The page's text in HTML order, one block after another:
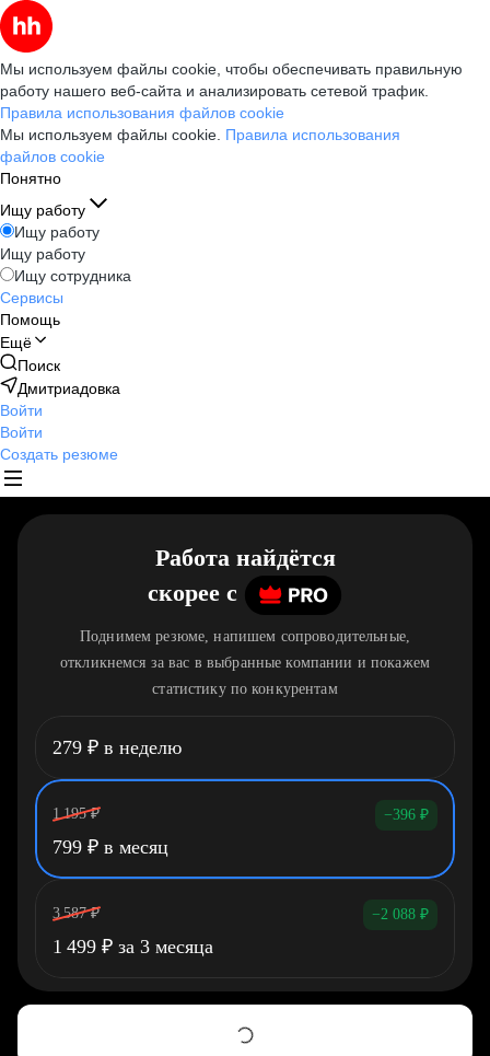
Мы используем файлы cookie, чтобы обеспечивать правильную
работу нашего веб-сайта и анализировать сетевой трафик.
Правила использования файлов cookie
Мы используем файлы cookie. Правила использования
файлов cookie
Понятно
Ищу работу
Ищу работу
Ищу работу
Ищу сотрудника
Сервисы
Помощь
Ещё
Поиск
Дмитриадовка
Войти
Войти
Создать резюме
Работа найдётся
скорее c
Поднимем резюме, напишем сопроводительные,
откликнемся за вас в выбранные компании и покажем
статистику по конкурентам
279 ₽ в неделю
1 195 ₽ −396 ₽
799 ₽ в месяц
3 587 ₽ −2 088 ₽
1 499 ₽ за 3 месяца